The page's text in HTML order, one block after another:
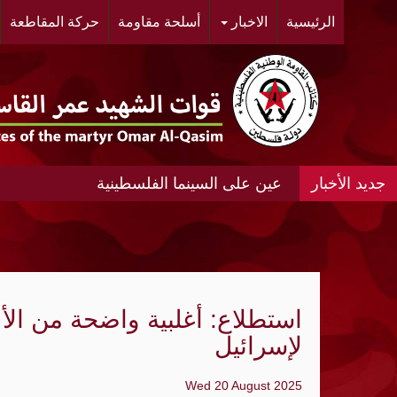
الرئيسية الاخبار أسلحة مقاومة حركة المقاطعة
عين على السينما الفلسطينية
عين على السينما الفلسطينية الانتفاضة
#مخيم خان الشيح #النسائية
"أشد" ومنظمة الجيل الجديد "مجد" ينظمان
«الديمقراطية»: عدوان الإحتلال المتواصل
استطلاع: أغلبية واضحة من
لإسرائيل
Wed 20 August 2025